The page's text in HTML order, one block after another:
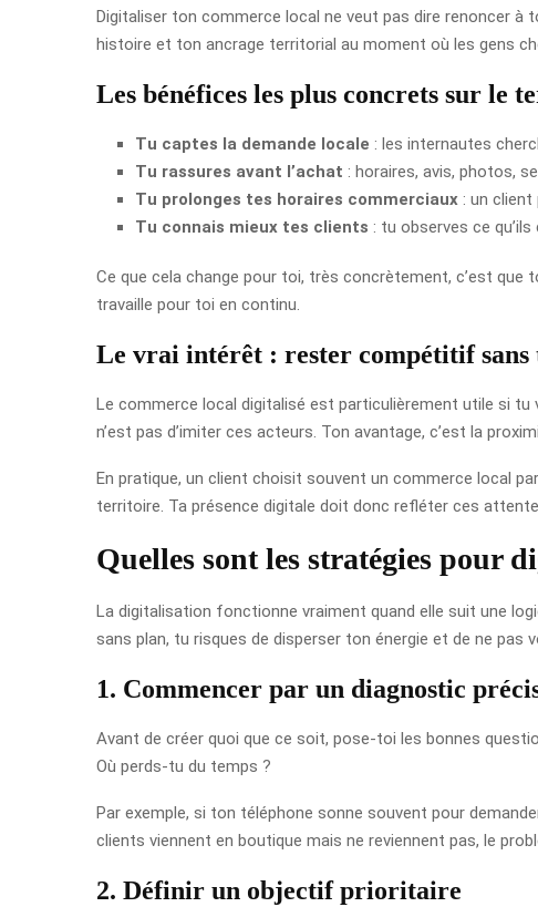
Digitaliser ton commerce local ne veut pas dire renoncer
histoire et ton ancrage territorial au moment où les gens
Les bénéfices les plus concrets sur le
Tu captes la demande locale : les internautes
Tu rassures avant l’achat : horaires, avis, photos,
Tu prolonges tes horaires commerciaux : un
Tu connais mieux tes clients : tu observes ce
Ce que cela change pour toi, très concrètement, c’est que
travaille pour toi en continu.
Le vrai intérêt : rester compétitif sans
Le commerce local digitalisé est particulièrement utile si tu
n’est pas d’imiter ces acteurs. Ton avantage, c’est la
En pratique, un client choisit souvent un commerce local
territoire. Ta présence digitale doit donc refléter ces
Quelles sont les stratégies pour
La digitalisation fonctionne vraiment quand elle suit une
sans plan, tu risques de disperser ton énergie et de ne pas
1. Commencer par un diagnostic
Avant de créer quoi que ce soit, pose-toi les bonnes
Où perds-tu du temps ?
Par exemple, si ton téléphone sonne souvent pour
clients viennent en boutique mais ne reviennent pas, le
2. Définir un objectif prioritaire